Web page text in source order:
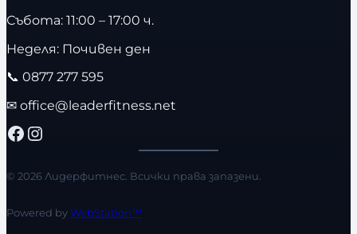
Събота: 11:00 – 17:00 ч.
Неделя: Почивен ден
📞 0877 277 595
✉ office@leaderfitness.net
Facebook Instagram
© 2026 Лидерфитнес. Всички права запазени.
Powered byWebStation™